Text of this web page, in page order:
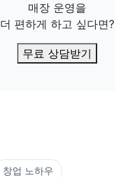
매장 운영을
더 편하게 하고 싶다면?
무료 상담받기
창업 노하우